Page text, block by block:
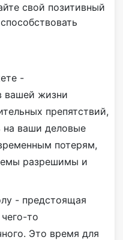
свой позитивный
-
вашей жизни
препятствий,
на ваши деловые
потерям,
разрешимы и
- предстоящая
то
Это время для